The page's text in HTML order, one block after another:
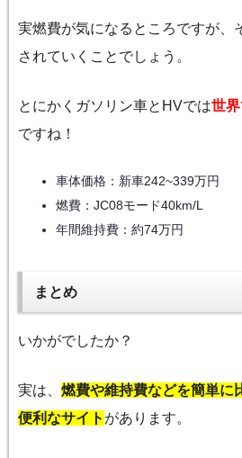
実燃費が気になるところですが、
されていくことでしょう。
とにかくガソリン車とHVでは世
ですね！
車体価格：新車242~339万円
燃費：JC08モード40km/L
年間維持費：約74万円
まとめ
いかがでしたか？
実は、 燃費や維持費などを簡単に
便利なサイト があります。